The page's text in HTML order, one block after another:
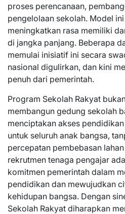
proses perencanaan,
pengelolaan sekolah. Model
meningkatkan rasa memiliki
di jangka panjang. Beberapa
memulai inisiatif ini secara
nasional digulirkan, dan kini
penuh dari pemerintah.
Program Sekolah Rakyat
membangun gedung sekolah
menciptakan akses
untuk seluruh anak bangsa,
percepatan pembebasan
rekrutmen tenaga pengajar
komitmen pemerintah dalam
pendidikan dan mewujudkan
kehidupan bangsa. Dengan
Sekolah Rakyat diharapkan